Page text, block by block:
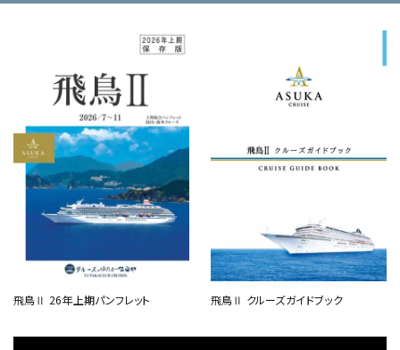
飛鳥Ⅱ 26年上期パンフレット 飛鳥Ⅱ クルーズガイドブック